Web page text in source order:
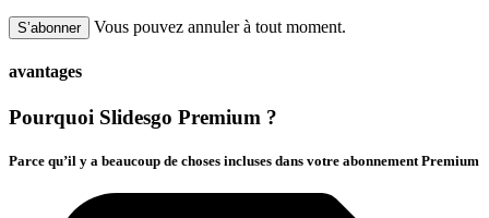
S’abonner Vous pouvez annuler à tout moment.
avantages
Pourquoi Slidesgo Premium ?
Parce qu’il y a beaucoup de choses incluses dans votre abonnement Premium